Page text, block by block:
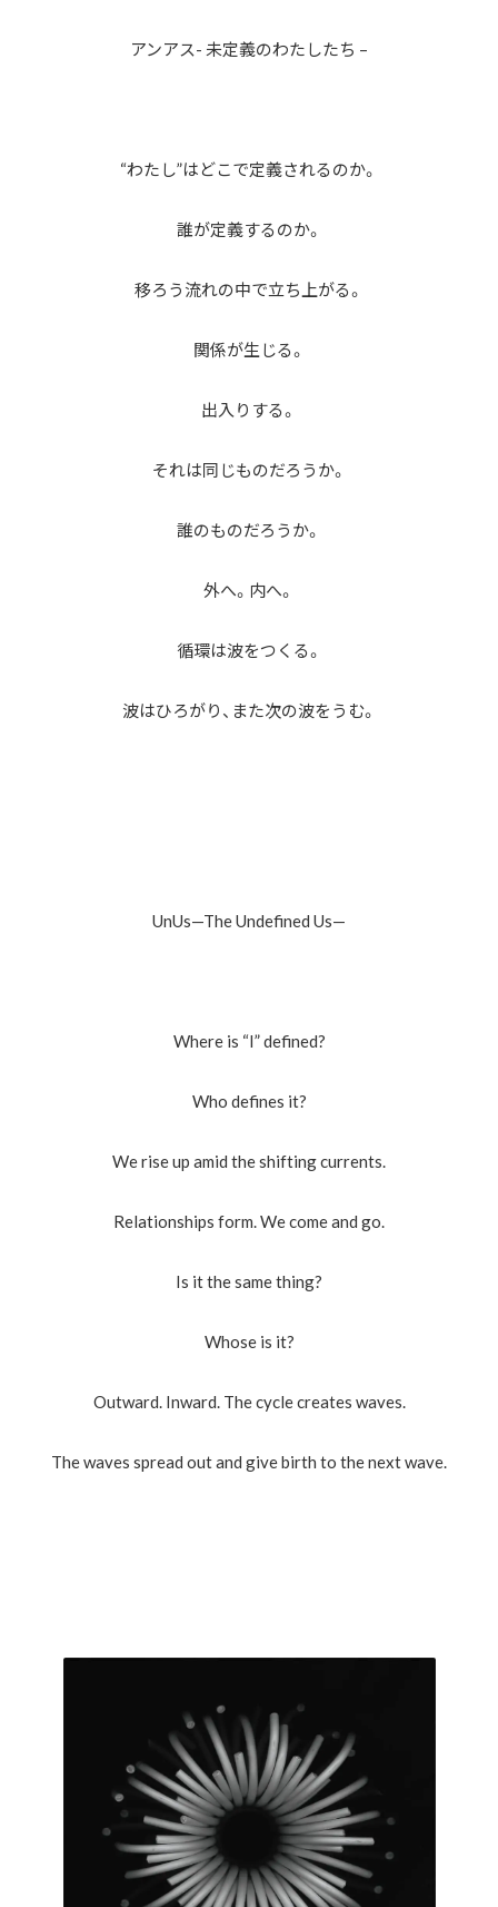
アンアス-未定義のわたしたち –
“わたし”はどこで定義されるのか。
誰が定義するのか。
移ろう流れの中で立ち上がる。
関係が生じる。
出入りする。
それは同じものだろうか。
誰のものだろうか。
外へ。内へ。
循環は波をつくる。
波はひろがり、また次の波をうむ。
UnUs—The Undefined Us—
Where is “I” defined?
Who defines it?
We rise up amid the shifting currents.
Relationships form. We come and go.
Is it the same thing?
Whose is it?
Outward. Inward. The cycle creates waves.
The waves spread out and give birth to the next wave.